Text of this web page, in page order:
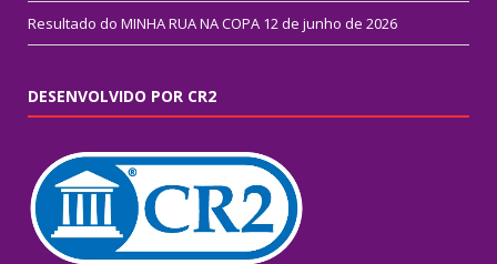
Resultado do MINHA RUA NA COPA 12 de junho de 2026
DESENVOLVIDO POR CR2